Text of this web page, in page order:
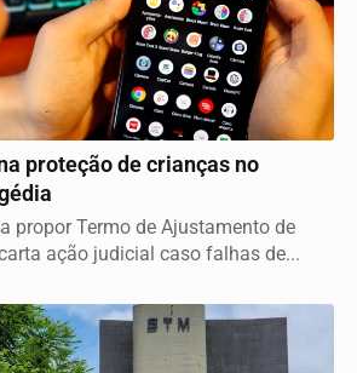
proteção de crianças no
propor Termo de Ajustamento de
ação judicial caso falhas de...